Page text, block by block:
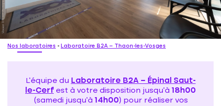
Nos laboratoires - Laboratoire B2A – Thaon-les-Vosges
L'équipe du Laboratoire B2A – Épinal Saut-
le-Cerf est à votre disposition jusqu'à 18h00
(samedi jusqu'à 14h00) pour réaliser vos